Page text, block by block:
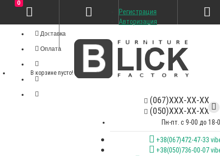
Доставка
Оплата
(067)XXX-XX-XX
(050)XXX-XX-XX
Пн-пт. с 9-00 до 18-
+38(067)472-47-33
+38(050)736-00-07
Регистрация
Авторизация
0
В корзине пусто!